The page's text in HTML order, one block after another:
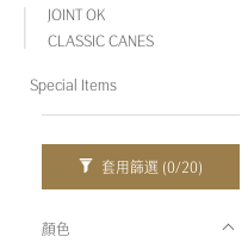
JOINT OK
CLASSIC CANES
Special Items
套用篩選 (0/20)
顏色